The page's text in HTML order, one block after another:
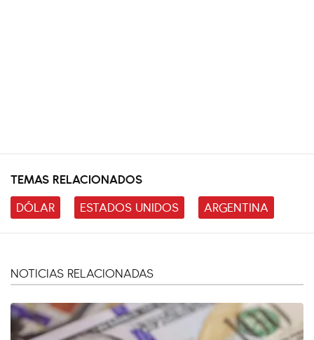
TEMAS RELACIONADOS
DÓLAR
ESTADOS UNIDOS ARGENTINA
NOTICIAS RELACIONADAS